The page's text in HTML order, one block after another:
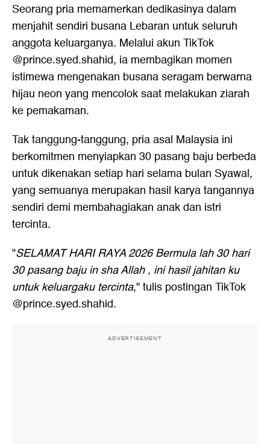
Seorang pria memamerkan dedikasinya dalam
menjahit sendiri busana Lebaran untuk seluruh
anggota keluarganya. Melalui akun TikTok
@prince.syed.shahid, ia membagikan momen
istimewa mengenakan busana seragam berwarna
hijau neon yang mencolok saat melakukan ziarah
ke pemakaman.
Tak tanggung-tanggung, pria asal Malaysia ini
berkomitmen menyiapkan 30 pasang baju berbeda
untuk dikenakan setiap hari selama bulan Syawal,
yang semuanya merupakan hasil karya tangannya
sendiri demi membahagiakan anak dan istri
tercinta.
"SELAMAT HARI RAYA 2026 Bermula lah 30 hari
30 pasang baju in sha Allah , ini hasil jahitan ku
untuk keluargaku tercinta," tulis postingan TikTok
@prince.syed.shahid.
ADVERTISEMENT